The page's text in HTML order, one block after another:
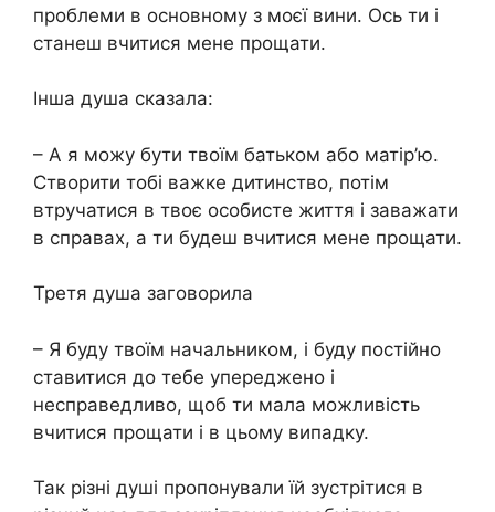
проблеми в основному з моєї вини. Ось ти і
станеш вчитися мене прощати.
Інша душа сказала:
– А я можу бути твоїм батьком або матір’ю.
Створити тобі важке дитинство, потім
втручатися в твоє особисте життя і заважати
в справах, а ти будеш вчитися мене прощати.
Третя душа заговорила
– Я буду твоїм начальником, і буду постійно
ставитися до тебе упереджено і
несправедливо, щоб ти мала можливість
вчитися прощати і в цьому випадку.
Так різні душі пропонували їй зустрітися в